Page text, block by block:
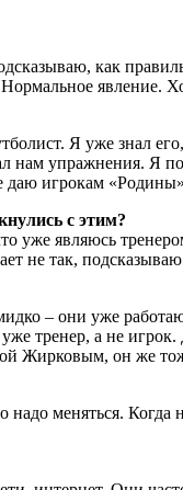
как
явление.
Я уже знал его,
нам упражнения. Я
игрокам
с этим?
являюсь
не так,
– они уже
тренер, а не
Жирковым, он же
меняться. Когда